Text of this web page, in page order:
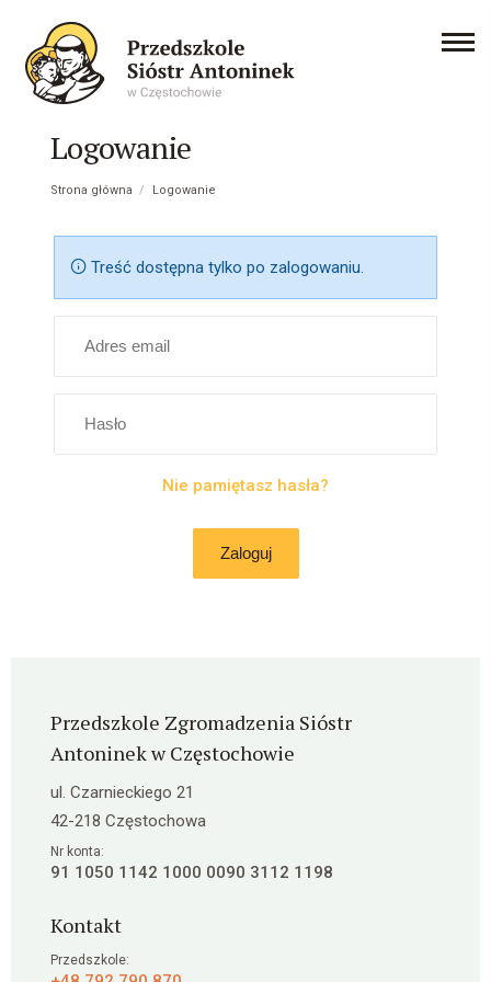
Logowanie
Strona główna / Logowanie
Treść dostępna tylko po zalogowaniu.
Nie pamiętasz hasła?
Zaloguj
Przedszkole Zgromadzenia Sióstr
Antoninek w Częstochowie
ul. Czarnieckiego 21
42-218 Częstochowa
Nr konta:
91 1050 1142 1000 0090 3112 1198
Kontakt
Przedszkole: